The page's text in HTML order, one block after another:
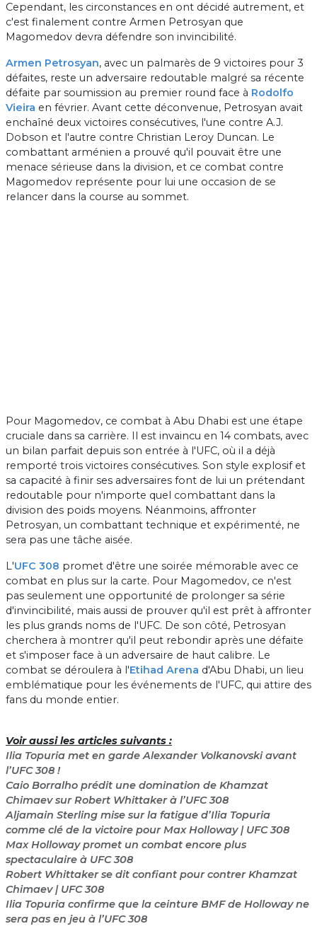
Cependant, les circonstances en ont décidé autrement, et
c'est finalement contre Armen Petrosyan que
Magomedov devra défendre son invincibilité.
Armen Petrosyan, avec un palmarès de 9 victoires pour 3
défaites, reste un adversaire redoutable malgré sa récente
défaite par soumission au premier round face à Rodolfo
Vieira en février. Avant cette déconvenue, Petrosyan avait
enchaîné deux victoires consécutives, l'une contre A.J.
Dobson et l'autre contre Christian Leroy Duncan. Le
combattant arménien a prouvé qu'il pouvait être une
menace sérieuse dans la division, et ce combat contre
Magomedov représente pour lui une occasion de se
relancer dans la course au sommet.
Pour Magomedov, ce combat à Abu Dhabi est une étape
cruciale dans sa carrière. Il est invaincu en 14 combats, avec
un bilan parfait depuis son entrée à l'UFC, où il a déjà
remporté trois victoires consécutives. Son style explosif et
sa capacité à finir ses adversaires font de lui un prétendant
redoutable pour n'importe quel combattant dans la
division des poids moyens. Néanmoins, affronter
Petrosyan, un combattant technique et expérimenté, ne
sera pas une tâche aisée.
L'UFC 308 promet d'être une soirée mémorable avec ce
combat en plus sur la carte. Pour Magomedov, ce n'est
pas seulement une opportunité de prolonger sa série
d'invincibilité, mais aussi de prouver qu'il est prêt à affronter
les plus grands noms de l'UFC. De son côté, Petrosyan
cherchera à montrer qu'il peut rebondir après une défaite
et s'imposer face à un adversaire de haut calibre. Le
combat se déroulera à l'Etihad Arena d'Abu Dhabi, un lieu
emblématique pour les événements de l'UFC, qui attire des
fans du monde entier.
Voir aussi les articles suivants :
Ilia Topuria met en garde Alexander Volkanovski avant
l’UFC 308 !
Caio Borralho prédit une domination de Khamzat
Chimaev sur Robert Whittaker à l’UFC 308
Aljamain Sterling mise sur la fatigue d’Ilia Topuria
comme clé de la victoire pour Max Holloway | UFC 308
Max Holloway promet un combat encore plus
spectaculaire à UFC 308
Robert Whittaker se dit confiant pour contrer Khamzat
Chimaev | UFC 308
Ilia Topuria confirme que la ceinture BMF de Holloway ne
sera pas en jeu à l’UFC 308